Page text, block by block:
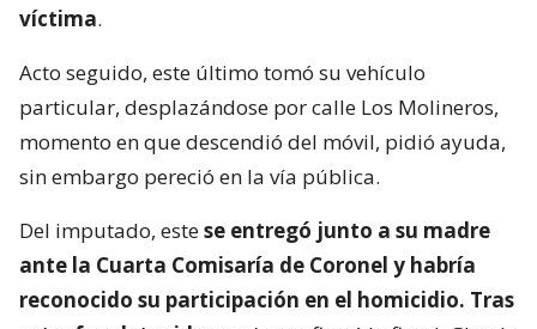
víctima.
Acto seguido, este último tomó su vehículo
particular, desplazándose por calle Los Molineros,
momento en que descendió del móvil, pidió ayuda,
sin embargo pereció en la vía pública.
Del imputado, estese entregó junto a su madre
ante la Cuarta Comisaría de Coronel y habría
reconocido su participación en el homicidio. Tras